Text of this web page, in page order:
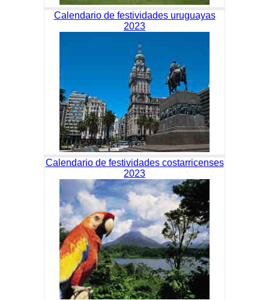
Calendario de festividades uruguayas
2023
Calendario de festividades costarricenses
2023